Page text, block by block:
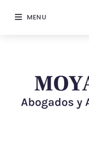
MENU